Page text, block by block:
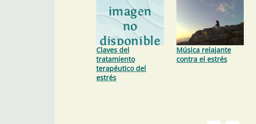
Claves del
tratamiento
terapéutico del
estrés
Música relajante
contra el estrés